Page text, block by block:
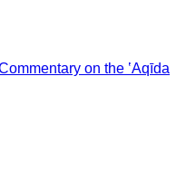
on the ʽAqīda